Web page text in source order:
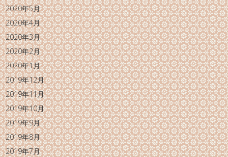
2020年5月
2020年4月
2020年3月
2020年2月
2020年1月
2019年12月
2019年11月
2019年10月
2019年9月
2019年8月
2019年7月